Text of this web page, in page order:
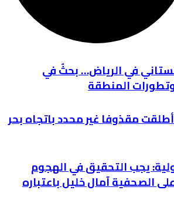
في الرياض… بحثٌ في
وتطورات المنطقة
مقذوفا غير محدد باتجاه بحر
يجب التحقيق في الهجوم
الصحفية آمال خليل باعتباره